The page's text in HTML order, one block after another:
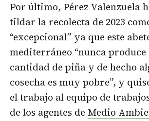
Por último, Pérez Valenzuela
tildar la recolecta de 2023
“excepcional” ya que este
mediterráneo “nunca
cantidad de piña y de hecho
cosecha es muy pobre”, y
el trabajo al equipo de
de los agentes de Medio